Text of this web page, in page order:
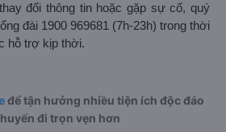
đổi thông tin hoặc gặp sự cố, quý
đài 1900 969681 (7h-23h) trong thời
hỗ trợ kịp thời.
để tận hưởng nhiều tiện ích độc đáo
đi trọn vẹn hơn